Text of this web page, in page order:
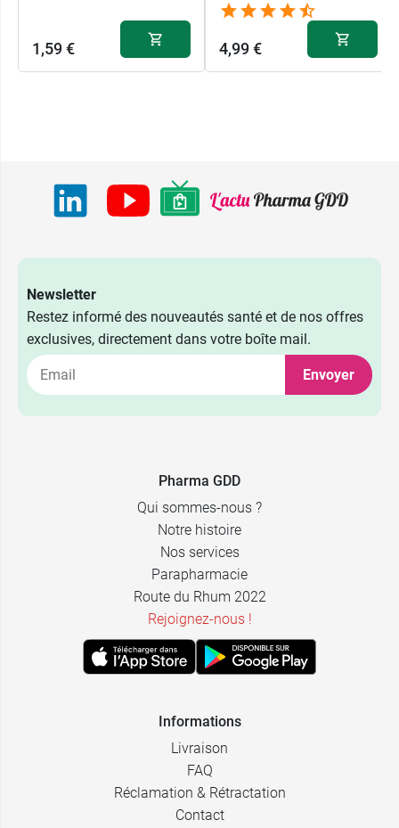
1,59 € 4,99 €
Newsletter
Restez informé des nouveautés santé et de nos offres
exclusives, directement dans votre boîte mail.
Envoyer
Pharma GDD
Qui sommes-nous ?
Notre histoire
Nos services
Parapharmacie
Route du Rhum 2022
Rejoignez-nous !
Informations
Livraison
FAQ
Réclamation & Rétractation
Contact